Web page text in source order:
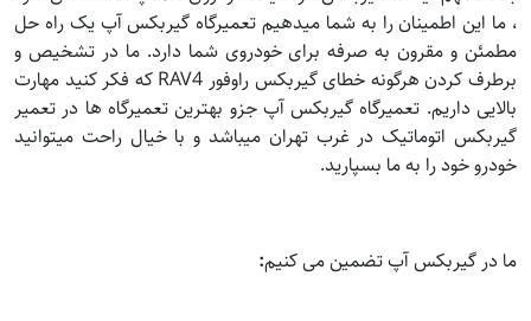
، ما این اطمینان را به شما میدهیم تعمیرگاه گیربکس آپ یک راه حل
مطمئن و مقرون به صرفه برای خودروی شما دارد. ما در تشخیص و
برطرف کردن هرگونه خطای گیربکس راوفور RAV4 که فکر کنید مهارت
بالایی داریم. تعمیرگاه گیربکس آپ جزو بهترین تعمیرگاه ها در تعمیر
گیربکس اتوماتیک در غرب تهران میباشد و با خیال راحت میتوانید
خودرو خود را به ما بسپارید.
ما در گیربکس آپ تضمین می کنیم: